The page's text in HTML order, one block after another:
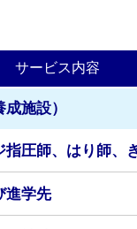
サービス内容
成施設）
圧師、 はり師、
進学先